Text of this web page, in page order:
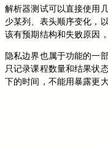
解析器测试可以直接使用
少某列、表头顺序变化，
该有预期结构和失败原因
隐私边界也属于功能的一
只记录课程数量和结果状
下的时间，不能用暴露更